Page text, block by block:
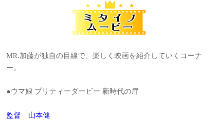
MR.加藤が独自の目線で、楽しく映画を紹介していくコーナ
ー。
●ウマ娘 プリティーダービー 新時代の扉
監督 山本健